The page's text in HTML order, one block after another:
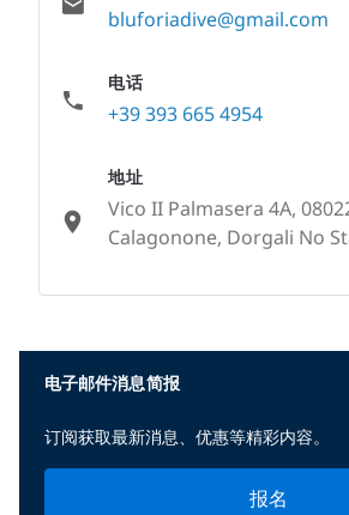
bluforiadive@gmail.com
电话
+39 393 665 4954
地址
Vico II Palmasera 4A,
Calagonone, Dorgali No
电子邮件消息简报
订阅获取最新消息、优惠等精彩内容。
报名